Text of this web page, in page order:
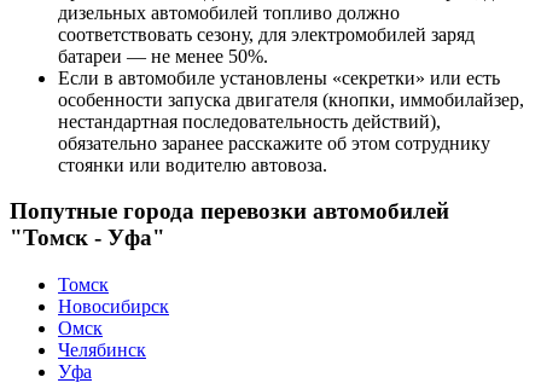
дизельных автомобилей топливо должно
соответствовать сезону, для электромобилей заряд
батареи — не менее 50%.
Если в автомобиле установлены «секретки» или есть
особенности запуска двигателя (кнопки, иммобилайзер,
нестандартная последовательность действий),
обязательно заранее расскажите об этом сотруднику
стоянки или водителю автовоза.
Попутные города перевозки автомобилей
"Томск - Уфа"
Томск
Новосибирск
Омск
Челябинск
Уфа